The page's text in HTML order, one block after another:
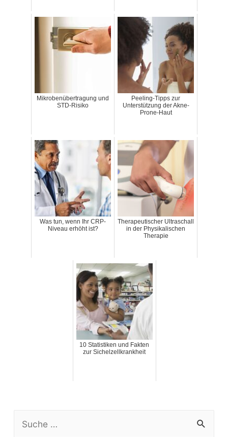
Mikrobenübertragung und
STD-Risiko
Peeling-Tipps zur
Unterstützung der Akne-
Prone-Haut
Was tun, wenn Ihr CRP-
Niveau erhöht ist?
Therapeutischer Ultraschall
in der Physikalischen
Therapie
10 Statistiken und Fakten
zur Sichelzellkrankheit